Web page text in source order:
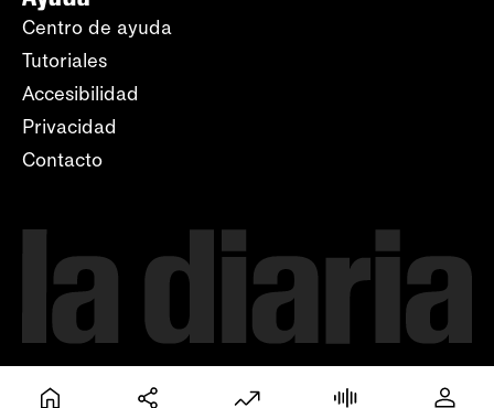
Centro de ayuda
Tutoriales
Accesibilidad
Privacidad
Contacto